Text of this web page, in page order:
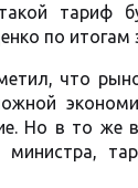
такой тариф
по итогам
что
Но в то же
министра,